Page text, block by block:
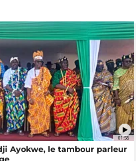
01:58
Ayokwe, le tambour parleur